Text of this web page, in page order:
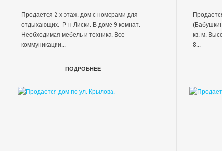
Продается 2-х этаж. дом с номерами для
отдыхающих. Р-н Лиски. В доме 9 комнат.
Необходимая мебель и техника. Все
коммуникации...
ПОДРОБНЕЕ
кв. м.
8...